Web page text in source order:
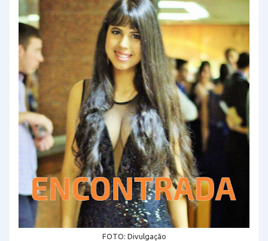
FOTO: Divulgação